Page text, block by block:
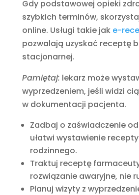
Gdy podstawowej opieki
szybkich terminów,
online. Usługi takie jak e-
pozwalają uzyskać receptę
stacjonarnej.
Pamiętaj: lekarz może
wyprzedzeniem, jeśli widzi
w dokumentacji pacjenta.
Zadbaj o zaświadczenie
ułatwi wystawienie
rodzinnego.
Traktuj receptę
rozwiązanie awaryjne, nie
Planuj wizyty z